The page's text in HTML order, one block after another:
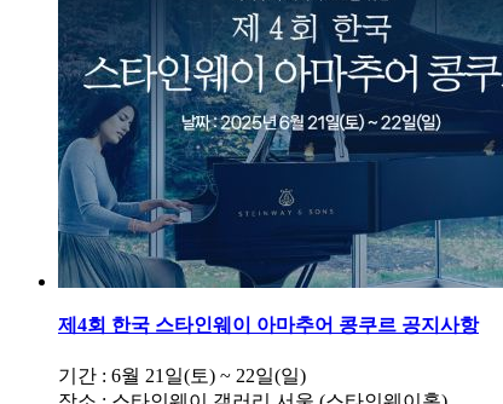
제4회 한국 스타인웨이 아마추어 콩쿠르 공지사항
기간 : 6월 21일(토) ~ 22일(일)